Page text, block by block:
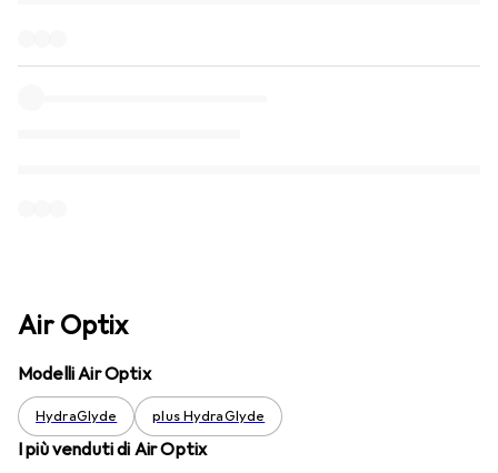
Air Optix
Modelli Air Optix
HydraGlyde plus HydraGlyde
I più venduti di Air Optix